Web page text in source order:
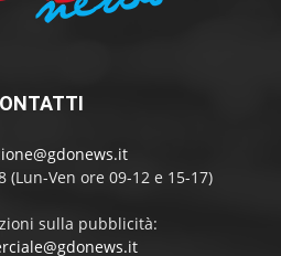
(Lun-Ven ore 09-12 e 15-17)
sulla pubblicità: